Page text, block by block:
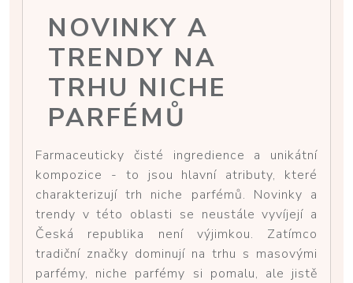
NOVINKY A
TRENDY NA
TRHU NICHE
PARFÉMŮ
Farmaceuticky čisté ingredience a unikátní
kompozice - to jsou hlavní atributy, které
charakterizují trh niche parfémů. Novinky a
trendy v této oblasti se neustále vyvíjejí a
Česká republika není výjimkou. Zatímco
tradiční značky dominují na trhu s masovými
parfémy, niche parfémy si pomalu, ale jistě